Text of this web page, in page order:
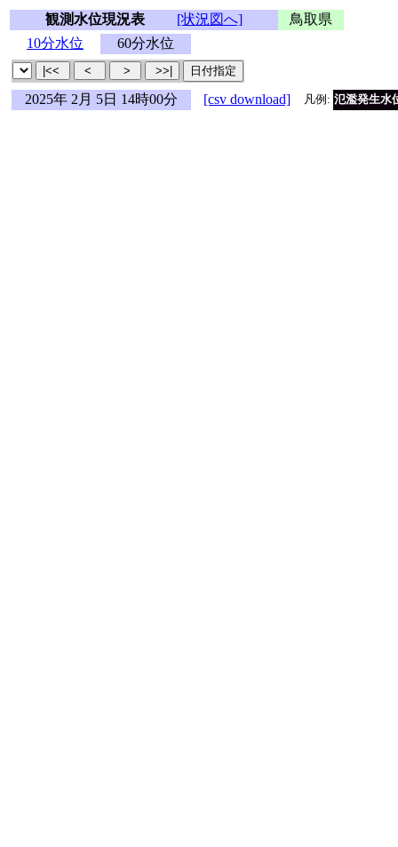
観測水位現況表 [状況図へ]
鳥取県
10分水位
60分水位
2025年 2月 5日 14時00分 [csv download] 凡例: 氾濫発生水